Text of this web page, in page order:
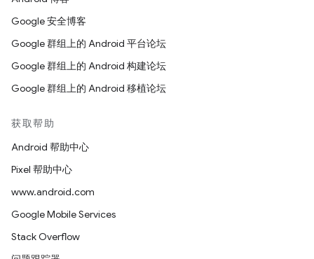
Google 安全博客
Google 群组上的 Android 平台论坛
Google 群组上的 Android 构建论坛
Google 群组上的 Android 移植论坛
获取帮助
Android 帮助中心
Pixel 帮助中心
www.android.com
Google Mobile Services
Stack Overflow